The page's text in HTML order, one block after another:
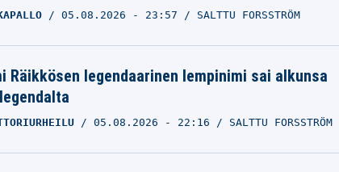
Ruotsin NHL-tähti hyllytettiin – ”Se on
05.08.2026 - 23:57 SALTTU FORSSTRÖM
Räikkösen legendaarinen lempinimi sai alkunsa
05.08.2026 - 22:16 SALTTU FORSSTRÖM